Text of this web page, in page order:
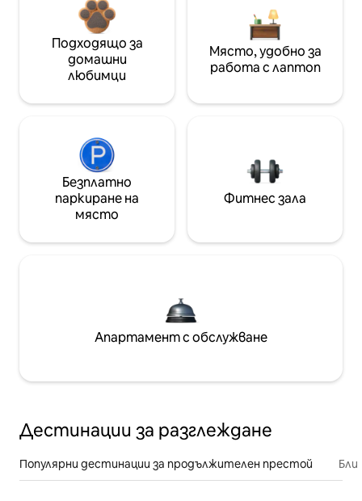
Подходящо за
домашни
любимци
Място, удобно за
работа с лаптоп
Безплатно
паркиране на
място
Фитнес зала
Апартамент с обслужване
Дестинации за разглеждане
Популярни дестинации за продължителен престой